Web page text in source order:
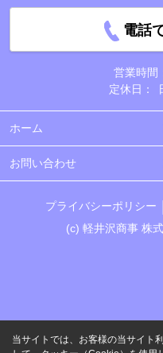
電話
営業時間
定休日：
ホーム
お問い合わせ
プライバシーポリシー
(c) 軽井沢商事 株
当サイトでは、お客様の当サイト